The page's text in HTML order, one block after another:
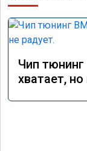
Чип тюнинг
хватает,